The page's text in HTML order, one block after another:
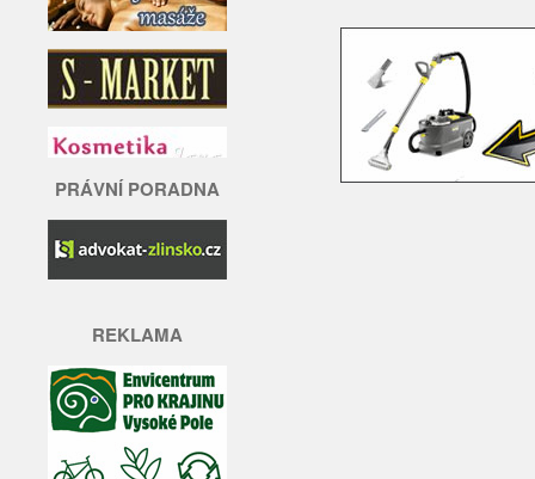
PRÁVNÍ PORADNA
REKLAMA